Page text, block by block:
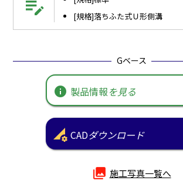
edit_note
[規格]落ちふた式Ｕ形側溝
Gベース
info 製品情報を見る
perm_data_setting CADダウンロード
photo_library 施工写真一覧へ